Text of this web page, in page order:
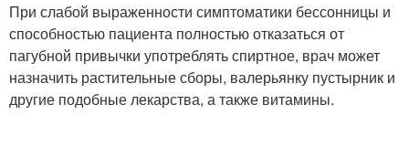
При слабой выраженности симптоматики бессонницы и
способностью пациента полностью отказаться от
пагубной привычки употреблять спиртное, врач может
назначить растительные сборы, валерьянку пустырник и
другие подобные лекарства, а также витамины.